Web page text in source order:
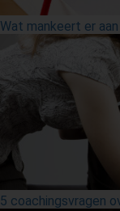
Wat mankeert er
5 coachingsvragen